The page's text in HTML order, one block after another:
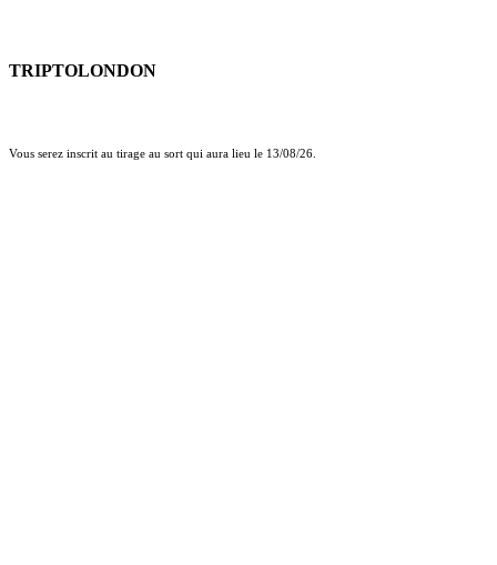
TRIPTOLONDON
Vous serez inscrit au tirage au sort qui aura lieu le 13/08/26.